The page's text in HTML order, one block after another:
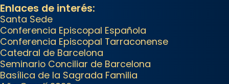
a Barcelona, i als col·laboradors,
a la Catedral de Barcelona.
L’arquebisbe de Barcelona, el
cardenal Joan Josep Omella, ha
presidit la missa i l’ha
Enlaces de interés:
Santa Sede
Conferencia Episcopal Española
Conferencia Episcopal Tarraconense
Catedral de Barcelona
Seminario Conciliar de Barcelona
Basílica de la Sagrada Familia